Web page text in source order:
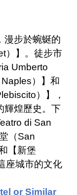
漫步於蜿蜒的
）】。徒步市
Umberto
）】和
）】，
輝煌歷史。下
di San
（San
【新堡
座城市的文化
or Similar